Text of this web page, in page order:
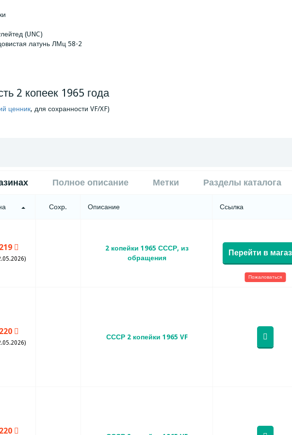
(UNC)
латунь ЛМц 58-2
2 копеек 1965 года
ценник, для сохранности VF/XF)
Полное описание Метки Разделы каталога
Сохр. Описание Ссылка
219
2 копейки 1965 СССР, из
обращения
Перейти в
Пожаловаться
220
СССР 2 копейки 1965 VF
220